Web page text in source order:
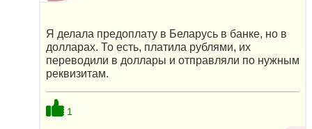
Я делала предоплату в Беларусь в банке, но в
долларах. То есть, платила рублями, их
переводили в доллары и отправляли по нужным
реквизитам.
1